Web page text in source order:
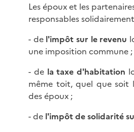
Les époux et les
responsables
- de l'impôt sur le revenu
une imposition commune ;
- de la taxe d'habitation
même toit, quel que soit
des époux ;
- de l'impôt de solidarité